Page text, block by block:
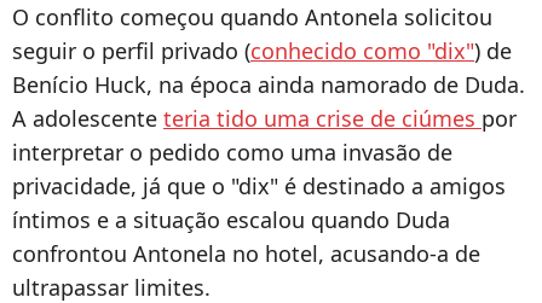
O conflito começou quando Antonela solicitou
seguir o perfil privado (conhecido como "dix") de
Benício Huck, na época ainda namorado de Duda.
A adolescente teria tido uma crise de ciúmes por
interpretar o pedido como uma invasão de
privacidade, já que o "dix" é destinado a amigos
íntimos e a situação escalou quando Duda
confrontou Antonela no hotel, acusando-a de
ultrapassar limites.